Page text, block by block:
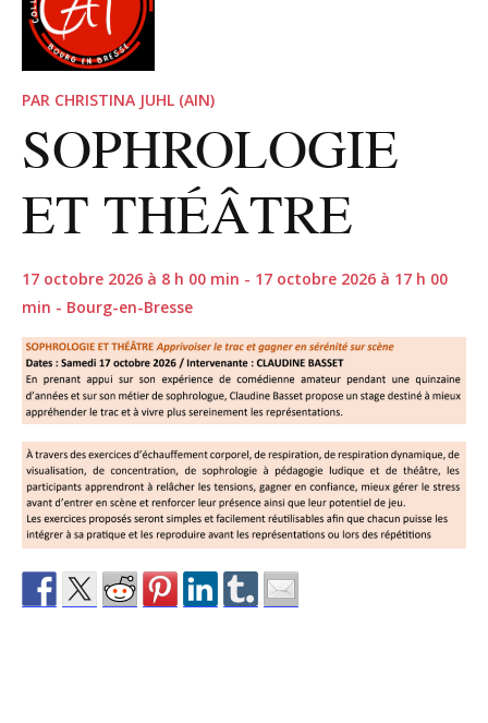
PAR CHRISTINA JUHL (AIN)
SOPHROLOGIE
ET THÉÂTRE
17 octobre 2026 à 8 h 00 min - 17 octobre 2026 à 17 h 00
min - Bourg-en-Bresse